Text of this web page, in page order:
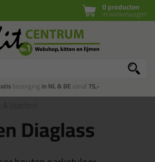
0 producten
in winkelwagen
bezorging in NL & BEvanaf75,-
Diaglass